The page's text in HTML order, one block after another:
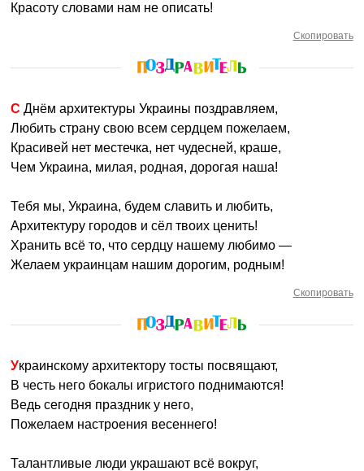
Красоту словами нам не описать!
Скопировать
С Днём архитектуры Украины поздравляем,
Любить страну свою всем сердцем пожелаем,
Красивей нет местечка, нет чудесней, краше,
Чем Украина, милая, родная, дорогая наша!
Тебя мы, Украина, будем славить и любить,
Архитектуру городов и сёл твоих ценить!
Хранить всё то, что сердцу нашему любимо —
Желаем украинцам нашим дорогим, родным!
Скопировать
Украинскому архитектору тосты посвящают,
В честь него бокалы игристого поднимаются!
Ведь сегодня праздник у него,
Пожелаем настроения весеннего!
Талантливые люди украшают всё вокруг,